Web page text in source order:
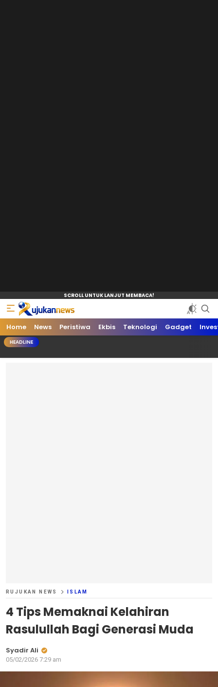
Home News Peristiwa Ekbis Teknologi Gadget
HEADLINE
RUJUKAN NEWS ISLAM
4 Tips Memaknai Kelahiran
Rasulullah Bagi Generasi Muda
Syadir Ali
05/02/2026 7:29 am